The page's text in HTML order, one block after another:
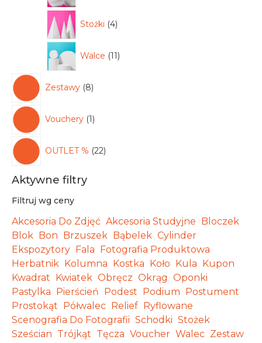
Stożki 4
Walce 11
Zestawy 8
Vouchery 1
OUTLET % 22
Aktywne filtry
Filtruj wg ceny
Akcesoria Do Zdjęć Akcesoria Studyjne
Bloczek
Blok
Bon Brzuszek Bąbelek Cylinder
Ekspozytory
Fala
Fotografia Produktowa
Herbatnik
Kolumna Kostka Koło Kula
Kupon
Kwadrat
Kwiatek Obręcz Okrąg Oponki
Pastylka
Pierścień Podest Podium
Postument
Prostokąt
Półwalec Relief
Ryflowane
Scenografia Do Fotografii Schodki Stożek
Sześcian Trójkąt Tęcza Voucher Walec Zestaw